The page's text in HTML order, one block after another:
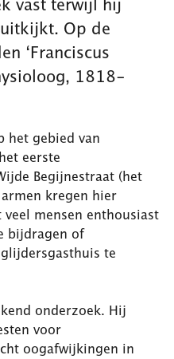
vast terwijl hij
Op de
‘Franciscus
1818-
het gebied van
eerste
Begijnestraat (het
armen kregen hier
mensen enthousiast
bijdragen of
te
onderzoek. Hij
voor
oogafwijkingen in